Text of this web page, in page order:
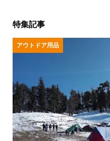
特集記事
アウトドア用品